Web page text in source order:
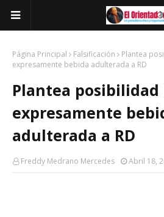
Página Principal Falsificación
Plantea
expresamente bebida adulterada a RD
Plantea
expresamente
adulterada a RD
Freddy Medrano Mercedes Abril 18,